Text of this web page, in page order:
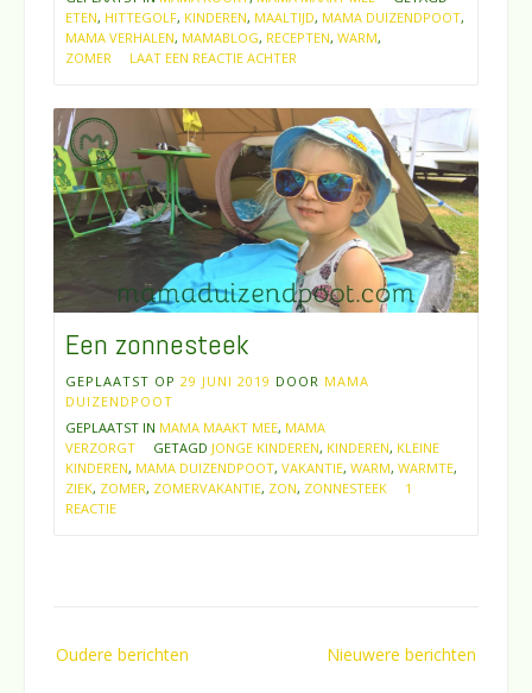
ETEN, HITTEGOLF, KINDEREN, MAALTIJD, MAMA DUIZENDPOOT,
MAMA VERHALEN, MAMABLOG, RECEPTEN, WARM,
ZOMER
LAAT EEN REACTIE ACHTER
Een zonnesteek
GEPLAATST OP 29 JUNI 2019 DOOR MAMA
DUIZENDPOOT
GEPLAATST IN MAMA MAAKT MEE, MAMA
VERZORGT
GETAGD JONGE KINDEREN, KINDEREN, KLEINE
KINDEREN, MAMA DUIZENDPOOT, VAKANTIE, WARM, WARMTE,
ZIEK, ZOMER, ZOMERVAKANTIE, ZON, ZONNESTEEK
1
REACTIE
Berichtennavigatie
Oudere berichten Nieuwere berichten